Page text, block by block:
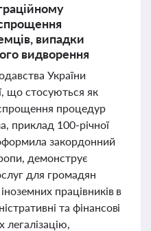
випадки
видворення
України
що стосуються як
спрощення процедур
приклад 100-річної
закордонний
демонструє
для громадян
працівників в
та фінансові